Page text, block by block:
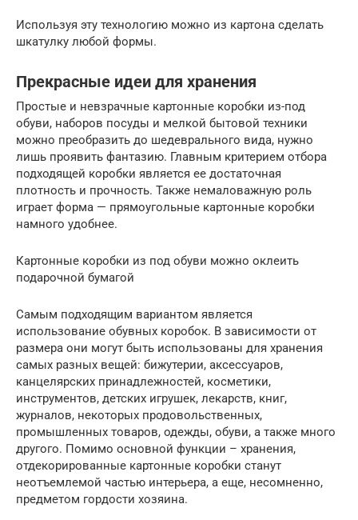
Используя эту технологию можно из картона сделать
шкатулку любой формы.
Прекрасные идеи для хранения
Простые и невзрачные картонные коробки из-под
обуви, наборов посуды и мелкой бытовой техники
можно преобразить до шедеврального вида, нужно
лишь проявить фантазию. Главным критерием отбора
подходящей коробки является ее достаточная
плотность и прочность. Также немаловажную роль
играет форма — прямоугольные картонные коробки
намного удобнее.
Картонные коробки из под обуви можно оклеить
подарочной бумагой
Самым подходящим вариантом является
использование обувных коробок. В зависимости от
размера они могут быть использованы для хранения
самых разных вещей: бижутерии, аксессуаров,
канцелярских принадлежностей, косметики,
инструментов, детских игрушек, лекарств, книг,
журналов, некоторых продовольственных,
промышленных товаров, одежды, обуви, а также много
другого. Помимо основной функции – хранения,
отдекорированные картонные коробки станут
неотъемлемой частью интерьера, а еще, несомненно,
предметом гордости хозяина.